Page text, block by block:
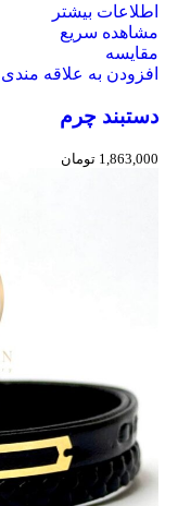
اطلاعات بیشتر
مشاهده سریع
مقایسه
افزودن به علاقه مندی
دستبند چرم
1,863,000 تومان